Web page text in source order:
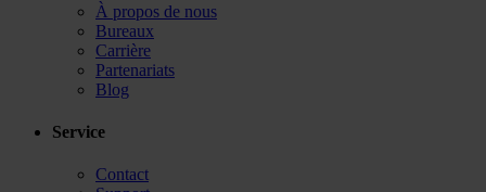
À propos de nous
Bureaux
Carrière
Partenariats
Blog
Service
Contact